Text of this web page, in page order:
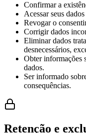
Confirmar a
Acessar seus dados
Revogar o
Corrigir dados
Eliminar dados
desnecessários,
Obter informações
dados.
Ser informado
consequências.
Retenção e